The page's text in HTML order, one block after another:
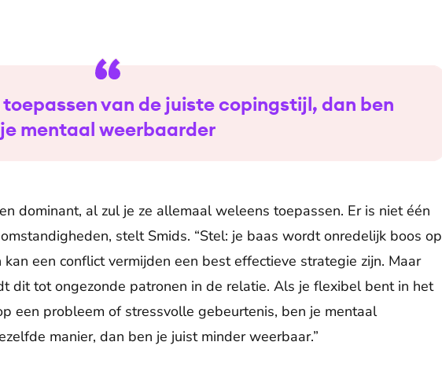
van de juiste copingstijl, dan ben
je mentaal weerbaarder
dominant, al zul je ze allemaal weleens toepassen. Er is niet één
stelt Smids. “Stel: je baas wordt onredelijk boos op
een conflict vermijden een best effectieve strategie zijn. Maar
dit tot ongezonde patronen in de relatie. Als je flexibel bent in het
een probleem of stressvolle gebeurtenis, ben je mentaal
manier, dan ben je juist minder weerbaar.”